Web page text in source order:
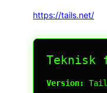
https://tails.net/
Teknisk
Version: